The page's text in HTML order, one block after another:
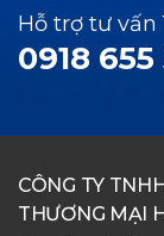
Hỗ trợ tư vấn
0918
CÔNG TY
THƯƠNG MẠI